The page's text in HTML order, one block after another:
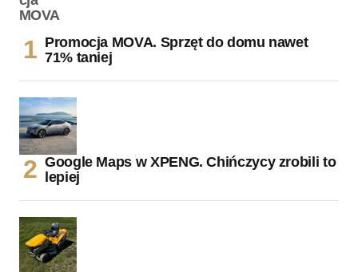
Promocja MOVA. Sprzęt do domu nawet
71% taniej
Google Maps w XPENG. Chińczycy zrobili to
lepiej